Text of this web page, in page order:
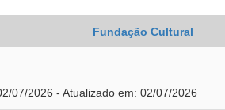
Fundação Cultural
07/2026 - Atualizado em: 02/07/2026